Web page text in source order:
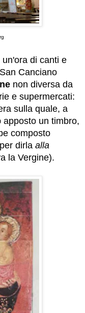
di canti e
Canciano
non diversa da
e supermercati:
sulla quale, a
un timbro,
composto
dirla alla
la Vergine).